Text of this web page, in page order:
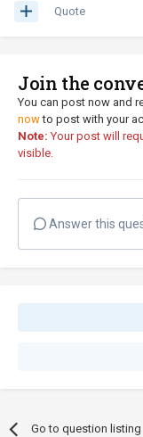
Quote
Join the
You can post now and
nowto post with your
Note: Your post will
visible.
Answer this
Go to question listing